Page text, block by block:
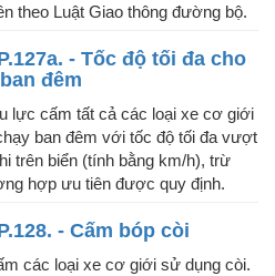
theo Luật Giao thông đường bộ.
- Tốc độ tối đa cho
đêm
lực cấm tất cả các loại xe cơ giới
ban đêm với tốc độ tối đa vượt
trên biển (tính bằng km/h), trừ
hợp ưu tiên được quy định.
- Cấm bóp còi
các loại xe cơ giới sử dụng còi.